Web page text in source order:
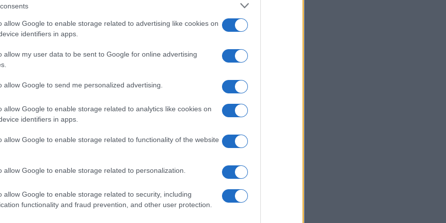
allow Google to enable storage related to advertising like cookies on
identifiers in apps.
allow my user data to be sent to Google for online advertising
allow Google to send me personalized advertising.
allow Google to enable storage related to analytics like cookies on
identifiers in apps.
allow Google to enable storage related to functionality of the website
allow Google to enable storage related to personalization.
allow Google to enable storage related to security, including
functionality and fraud prevention, and other user protection.
diLorenzo Palma
8 Giugno 2022, 18:18
3.5k
macchine, fabbriche e
Ecco perchè!
di
Leopoldo Gasbarro
3 Giugno 2022, 20:56
4.2k